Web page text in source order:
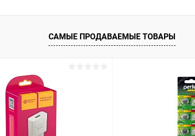
В наличии В избранное В наличии
САМЫЕ ПРОДАВАЕМЫЕ ТОВАРЫ